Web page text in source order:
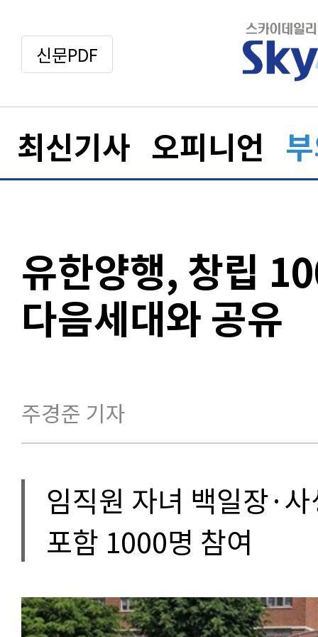
신문PDF
최신기사 오피니언
유한양행, 창립
다음세대와 공유
주경준 기자
임직원 자녀 백일장·
포함 1000명 참여